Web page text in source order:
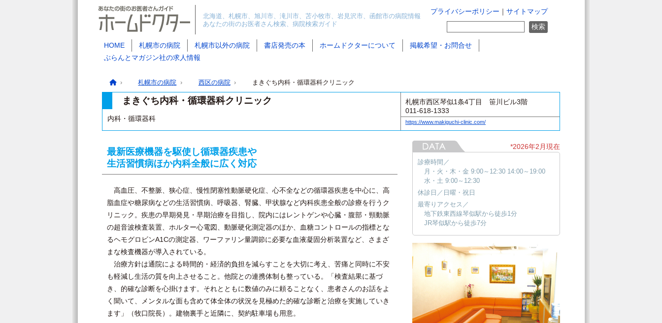
プライバシーポリシー サイトマップ
北海道、札幌市、旭川市、滝川市、苫小牧市、岩見沢市、函館市の病院情報
あなたの街のお医者さん検索、病院検索ガイド
HOME 札幌市の病院 札幌市以外の病院 書店発売の本 ホームドクターについて
掲載希望・お問合せ
ぶらんとマガジン社の求人情報
札幌市の病院 西区の病院 まきぐち内科・循環器科クリニック
まきぐち内科・循環器科クリニック
内科・循環器科
札幌市西区琴似1条4丁目 笹川ビル3階
011-618-1333
https://www.makiguchi-clinic.com/
最新医療機器を駆使し循環器疾患や
生活習慣病ほか内科全般に広く対応
高血圧、不整脈、狭心症、慢性閉塞性動脈硬化症、心不全などの循環器疾患を中心に、高
脂血症や糖尿病などの生活習慣病、呼吸器、腎臓、甲状腺など内科疾患全般の診療を行うク
リニック。疾患の早期発見・早期治療を目指し、院内にはレントゲンや心臓・腹部・頸動脈
の超音波検査装置、ホルター心電図、動脈硬化測定器のほか、血糖コントロールの指標とな
るヘモグロビンA1Cの測定器、ワーファリン量調節に必要な血液凝固分析装置など、さまざ
まな検査機器が導入されている。
治療方針は通院による時間的・経済的負担を減らすことを大切に考え、苦痛と同時に不安
も軽減し生活の質を向上させること。他院との連携体制も整っている。「検査結果に基づ
き、的確な診断を心掛けます。それとともに数値のみに頼ることなく、患者さんのお話をよ
く聞いて、メンタルな面も含めて体全体の状況を見極めた的確な診断と治療を実施していき
ます」（牧口院長）。建物裏手と近隣に、契約駐車場も用意。
*2026年2月現在
診療時間／
月・火・木・金 9:00～12:30 14:00～19:00
水・土 9:00～12:30
休診日／日曜・祝日
最寄りアクセス／
地下鉄東西線琴似駅から徒歩1分
JR琴似駅から徒歩7分